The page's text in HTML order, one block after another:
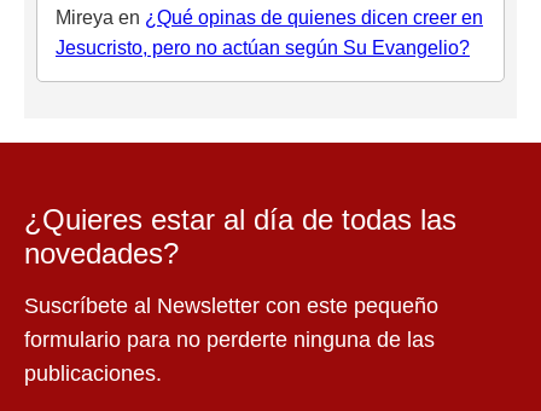
Mireya en ¿Qué opinas de quienes dicen creer en
Jesucristo, pero no actúan según Su Evangelio?
¿Quieres estar al día de todas las
novedades?
Suscríbete al Newsletter con este pequeño
formulario para no perderte ninguna de las
publicaciones.